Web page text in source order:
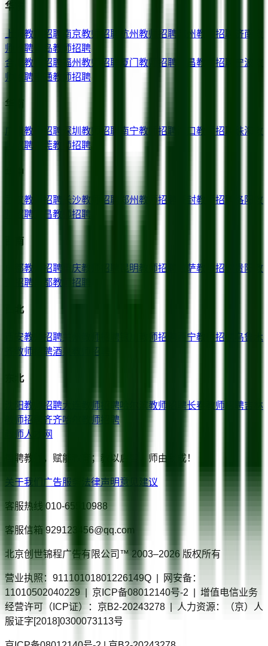
华东
教师招聘 南京教师招聘 杭州教师招聘 苏州教师招聘 济南
师招聘 青岛教师招聘
合肥 教师招聘 福州教师招聘 厦门 教师招聘 南昌教师招聘 宁波
师招聘 南通教师招聘
华南
教师招聘 深圳 教师招聘 南宁教师招聘 海口教师招聘 珠海
师招聘
东莞教师招聘
华中
武汉教师招聘 长沙教师招聘 郑州教师招聘 开封教师招聘 洛阳
教
师招聘
宜昌教师招聘
西南
成都教师招聘 重庆教师招聘 昆明教师招聘 拉萨教师招聘 贵阳
教
师招聘
昌都教师招聘
西北
西安教师招聘 教师招聘 西宁教师招聘
乌鲁木
教师招聘酒泉 教师招聘
东北
沈阳教师招聘大连 教师招聘哈尔滨 教师招聘长春 教师招聘吉林
教师招聘
齐齐哈尔
教师招聘
教师人才网
智聘教师，赋能教育；教以启智，师由我成！
关于我们 广告服务 法律声明意见建议
客服热线 010-65510988
客服信箱 929123456@qq.com
北京创世锦程广告有限公司™ 2003–2026 版权所有
营业执照：91110101801226149Q | 网安备：
11010502040229 | 京ICP备08012140号-2 | 增值电信业务
经营许可（ICP证）：京B2-20243278 | 人力资源：（京）人
服证字[2018]0300073113号